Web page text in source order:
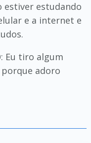
estiver estudando
e a internet e
Eu tiro algum
adoro